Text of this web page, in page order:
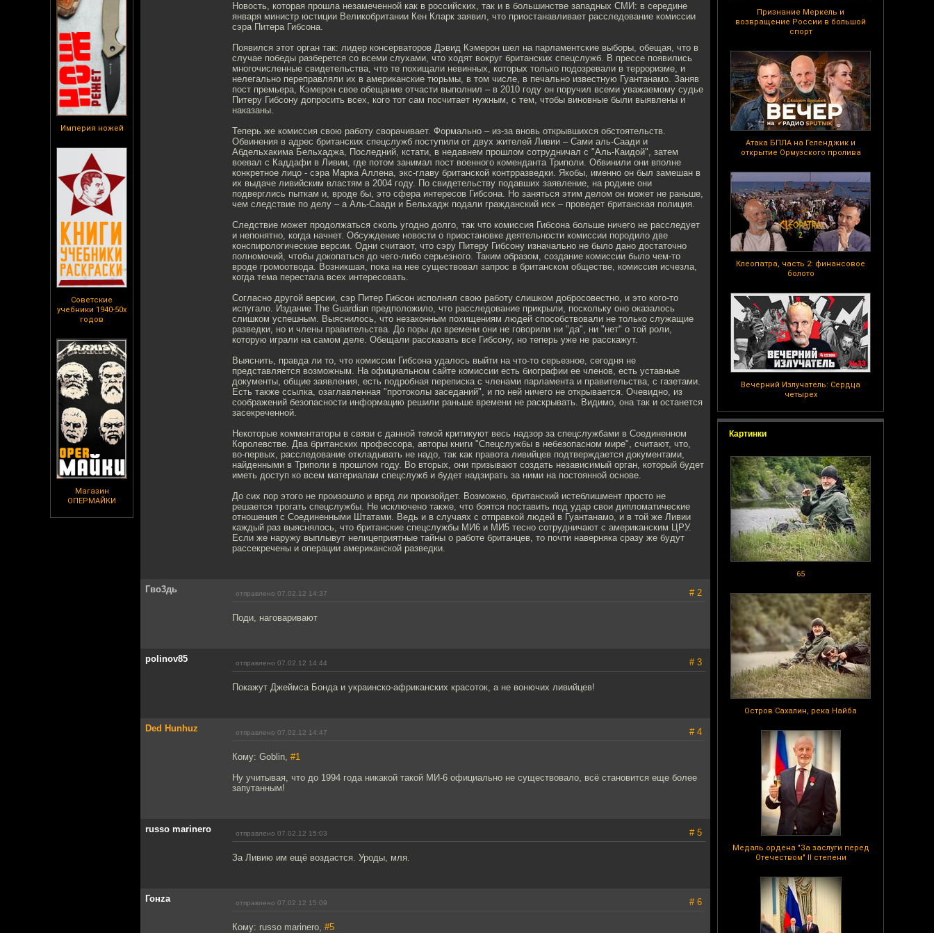
Империя ножей
Советские
учебники 1940-50х
годов
Магазин
ОПЕРМАЙКИ
Признание Меркель и
возвращение России в большой
спорт
Атака БПЛА на Геленджик и
открытие Ормузского пролива
Клеопатра, часть 2: финансовое
болото
Вечерний Излучатель: Сердца
четырех
Картинки
65
Остров Сахалин, река Найба
Медаль ордена "За заслуги перед
Отечеством" II степени
Новость, которая прошла незамеченной как в российских, так и в большинстве западных СМИ: в середине
января министр юстиции Великобритании Кен Кларк заявил, что приостанавливает расследование комиссии
сэра Питера Гибсона.
Появился этот орган так: лидер консерваторов Дэвид Кэмерон шел на парламентские выборы, обещая, что в
случае победы разберется со всеми слухами, что ходят вокруг британских спецслужб. В прессе появились
многочисленные свидетельства, что те похищали невинных, которых только подозревали в терроризме, и
нелегально переправляли их в американские тюрьмы, в том числе, в печально известную Гуантанамо. Заняв
пост премьера, Кэмерон свое обещание отчасти выполнил – в 2010 году он поручил всеми уважаемому судье
Питеру Гибсону допросить всех, кого тот сам посчитает нужным, с тем, чтобы виновные были выявлены и
наказаны.
Теперь же комиссия свою работу сворачивает. Формально – из-за вновь открывшихся обстоятельств.
Обвинения в адрес британских спецслужб поступили от двух жителей Ливии – Сами аль-Саади и
Абдельхакима Бельхаджа, Последний, кстати, в недавнем прошлом сотрудничал с "Аль-Каидой", затем
воевал с Каддафи в Ливии, где потом занимал пост военного коменданта Триполи. Обвинили они вполне
конкретное лицо - сэра Марка Аллена, экс-главу британской контрразведки. Якобы, именно он был замешан в
их выдаче ливийским властям в 2004 году. По свидетельству подавших заявление, на родине они
подверглись пыткам и, вроде бы, это сфера интересов Гибсона. Но заняться этим делом он может не раньше,
чем следствие по делу – а Аль-Саади и Бельхадж подали гражданский иск – проведет британская полиция.
Следствие может продолжаться сколь угодно долго, так что комиссия Гибсона больше ничего не расследует
и непонятно, когда начнет. Обсуждение новости о приостановке деятельности комиссии породило две
конспирологические версии. Одни считают, что сэру Питеру Гибсону изначально не было дано достаточно
полномочий, чтобы докопаться до чего-либо серьезного. Таким образом, создание комиссии было чем-то
вроде громоотвода. Возникшая, пока на нее существовал запрос в британском обществе, комиссия исчезла,
когда тема перестала всех интересовать.
Согласно другой версии, сэр Питер Гибсон исполнял свою работу слишком добросовестно, и это кого-то
испугало. Издание The Guardian предположило, что расследование прикрыли, поскольку оно оказалось
слишком успешным. Выяснилось, что незаконным похищениям людей способствовали не только служащие
разведки, но и члены правительства. До поры до времени они не говорили ни "да", ни "нет" о той роли,
которую играли на самом деле. Обещали рассказать все Гибсону, но теперь уже не расскажут.
Выяснить, правда ли то, что комиссии Гибсона удалось выйти на что-то серьезное, сегодня не
представляется возможным. На официальном сайте комиссии есть биографии ее членов, есть уставные
документы, общие заявления, есть подробная переписка с членами парламента и правительства, с газетами.
Есть также ссылка, озаглавленная "протоколы заседаний", и по ней ничего не открывается. Очевидно, из
соображений безопасности информацию решили раньше времени не раскрывать. Видимо, она так и останется
засекреченной.
Некоторые комментаторы в связи с данной темой критикуют весь надзор за спецслужбами в Соединенном
Королевстве. Два британских профессора, авторы книги "Спецслужбы в небезопасном мире", считают, что,
во-первых, расследование откладывать не надо, так как правота ливийцев подтверждается документами,
найденными в Триполи в прошлом году. Во вторых, они призывают создать независимый орган, который будет
иметь доступ ко всем материалам спецслужб и будет надзирать за ними на постоянной основе.
До сих пор этого не произошло и вряд ли произойдет. Возможно, британский истеблишмент просто не
решается трогать спецслужбы. Не исключено также, что боятся поставить под удар свои дипломатические
отношения с Соединенными Штатами. Ведь и в случаях с отправкой людей в Гуантанамо, и в той же Ливии
каждый раз выяснялось, что британские спецслужбы МИ6 и МИ5 тесно сотрудничают с американским ЦРУ.
Если же наружу выплывут нелицеприятные тайны о работе британцев, то почти наверняка сразу же будут
рассекречены и операции американской разведки.
Гво3дь отправлено 07.02.12 14:37 # 2
Поди, наговаривают
polinov85 отправлено 07.02.12 14:44 # 3
Покажут Джеймса Бонда и украинско-африканских красоток, а не вонючих ливийцев!
Ded Hunhuz отправлено 07.02.12 14:47 # 4
Кому: Goblin, #1
Ну учитывая, что до 1994 года никакой такой МИ-6 официально не существовало, всё становится еще более
запутанным!
russo marinero отправлено 07.02.12 15:03 # 5
За Ливию им ещё воздастся. Уроды, мля.
Гонzа отправлено 07.02.12 15:09 # 6
Кому: russo marinero, #5